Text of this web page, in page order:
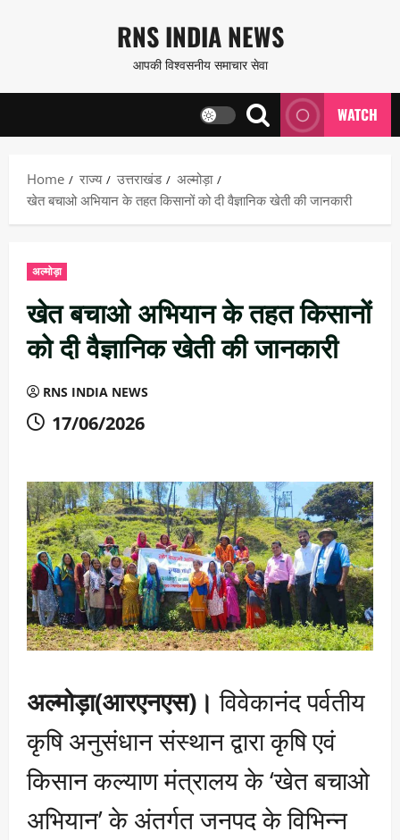
content
RNS INDIA NEWS
आपकी विश्वसनीय समाचार सेवा
WATCH
Home राज्य उत्तराखंड
अल्मोड़ा
खेत बचाओ अभियान के तहत किसानों को दी वैज्ञानिक खेती की जानकारी
अल्मोड़ा
खेत बचाओ अभियान के तहत किसानों
को दी वैज्ञानिक खेती की जानकारी
RNS INDIA NEWS
17/06/2026
अल्मोड़ा(आरएनएस)। विवेकानंद पर्वतीय
कृषि अनुसंधान संस्थान द्वारा कृषि एवं
किसान कल्याण मंत्रालय के ‘खेत बचाओ
अभियान’ के अंतर्गत जनपद के विभिन्न